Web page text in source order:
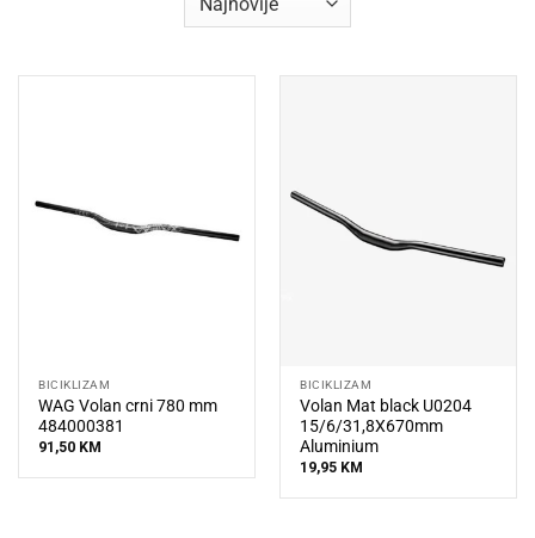
BICIKLIZAM
WAG Volan crni 780 mm
484000381
91,50 KM
BICIKLIZAM
Volan Mat black U0204
15/6/31,8X670mm
Aluminium
19,95 KM